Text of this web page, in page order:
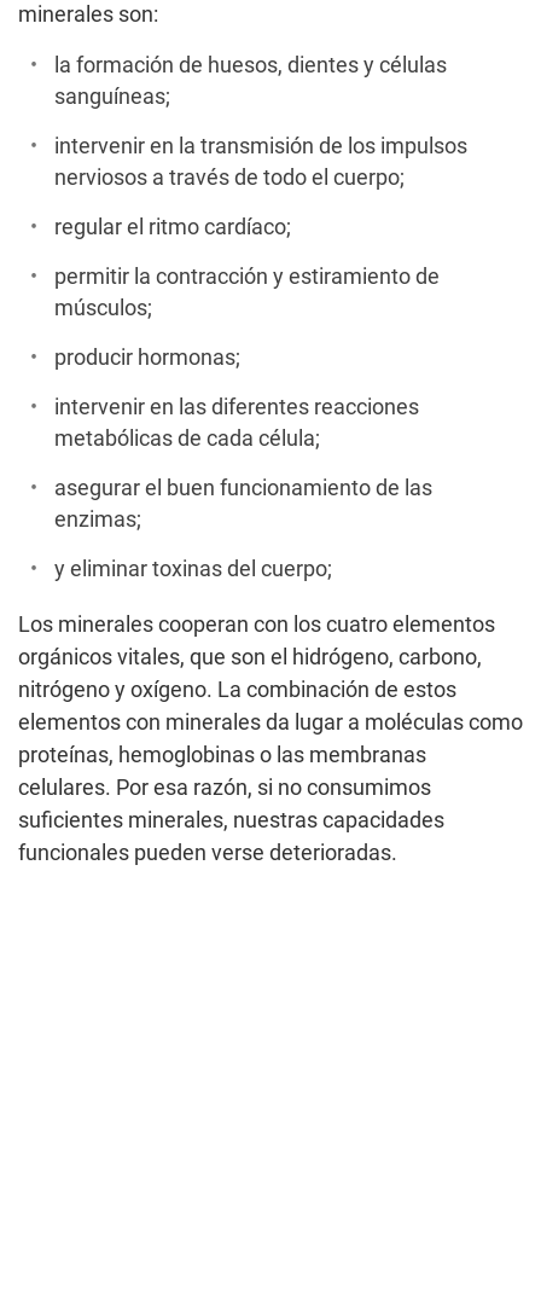
minerales son:
la formación de huesos, dientes y células
sanguíneas;
intervenir en la transmisión de los impulsos
nerviosos a través de todo el cuerpo;
regular el ritmo cardíaco;
permitir la contracción y estiramiento de
músculos;
producir hormonas;
intervenir en las diferentes reacciones
metabólicas de cada célula;
asegurar el buen funcionamiento de las
enzimas;
y eliminar toxinas del cuerpo;
Los minerales cooperan con los cuatro elementos
orgánicos vitales, que son el hidrógeno, carbono,
nitrógeno y oxígeno. La combinación de estos
elementos con minerales da lugar a moléculas como
proteínas, hemoglobinas o las membranas
celulares. Por esa razón, si no consumimos
suficientes minerales, nuestras capacidades
funcionales pueden verse deterioradas.